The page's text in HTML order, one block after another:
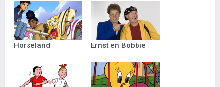
Horseland Ernst en Bobbie